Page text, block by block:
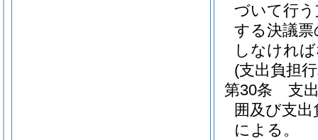
づいて行
する決議
しなけれ
(支出負担
第30条
支
囲及び支
による。